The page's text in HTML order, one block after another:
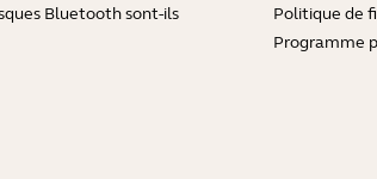
Bluetooth sont-ils
Politique de
Programme